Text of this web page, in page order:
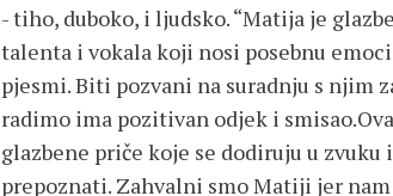
- tiho, duboko, i ljudsko. “Matija je
talenta i vokala koji nosi posebnu
pjesmi. Biti pozvani na suradnju s njim
radimo ima pozitivan odjek i
glazbene priče koje se dodiruju u
prepoznati. Zahvalni smo Matiji jer